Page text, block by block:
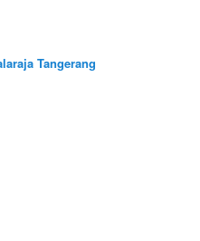
Tangerang